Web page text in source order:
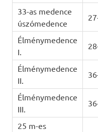
33-as medence
úszómedence
Élménymedence
I.
Élménymedence
II.
Élménymedence
III.
25 m-es